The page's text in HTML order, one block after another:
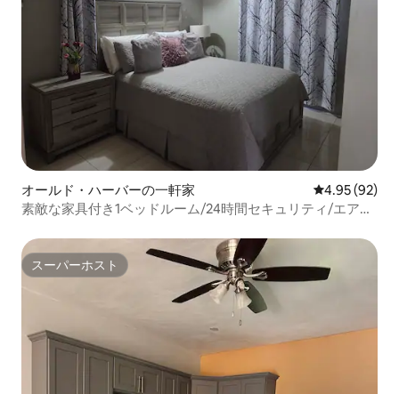
オールド・ハーバーの一軒家 レビュー92
4.95 (92)
素敵な家具付き1ベッドルーム/24時間セキュリティ/エアコ
スーパーホスト
スーパーホスト